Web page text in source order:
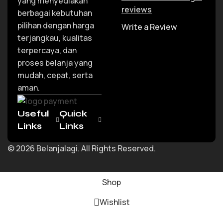
berbagai kebutuhan
pilihan dengan harga
terjangkau, kualitas
terpercaya, dan
proses belanja yang
mudah, cepat, serta
aman.
Useful
Links
Quick
Links
reviews
Write a Review
© 2026 Belanjalagi. All Rights Reserved.
Shop
Wishlist